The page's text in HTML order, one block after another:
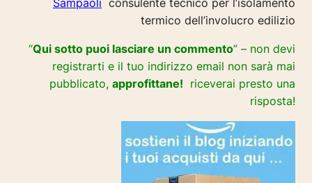
Sampaoli consulente tecnico per l’isolamento
termico dell’involucro edilizio
“Qui sotto puoi lasciare un commento” – non devi
registrarti e il tuo indirizzo email non sarà mai
pubblicato, approfittane! riceverai presto una
risposta!